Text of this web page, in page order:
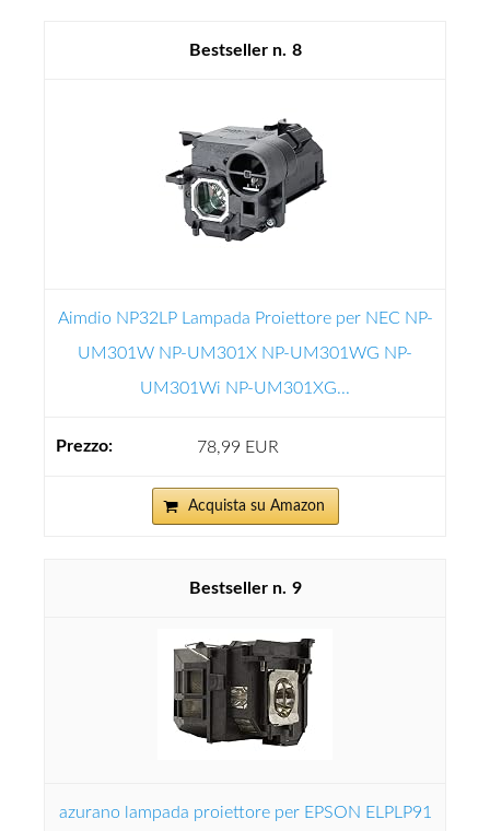
8
Aimdio NP32LP Lampada Proiettore per NEC NP-
UM301W NP-UM301X NP-UM301WG NP-
UM301Wi NP-UM301XG...
78,99 EUR
Acquista su Amazon
9
azurano lampada proiettore per EPSON ELPLP91